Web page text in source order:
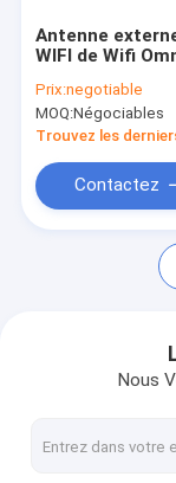
Demandez
Assemblage
antenne de 4G
antenne 3G
Antenne de
Antenne
WIFI de Wifi
gigahertz 3dB de
connecteur
du noir RP-SMA
Prix:negotiable
MOQ:Négociables
Trouvez les
Contactez
Nous